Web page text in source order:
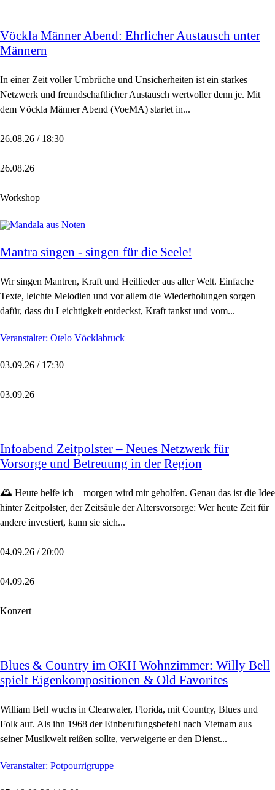
Vöckla Männer Abend: Ehrlicher Austausch unter
Männern
In einer Zeit voller Umbrüche und Unsicherheiten ist ein starkes
Netzwerk und freundschaftlicher Austausch wertvoller denn je. Mit
dem Vöckla Männer Abend (VoeMA) startet in...
26.08.26 / 18:30
26.08.26
Workshop
Mantra singen - singen für die Seele!
Wir singen Mantren, Kraft und Heillieder aus aller Welt. Einfache
Texte, leichte Melodien und vor allem die Wiederholungen sorgen
dafür, dass du Leichtigkeit entdeckst, Kraft tankst und vom...
Veranstalter: Otelo Vöcklabruck
03.09.26 / 17:30
03.09.26
Infoabend Zeitpolster – Neues Netzwerk für
Vorsorge und Betreuung in der Region
🕰️ Heute helfe ich – morgen wird mir geholfen. Genau das ist die Idee
hinter Zeitpolster, der Zeitsäule der Altersvorsorge: Wer heute Zeit für
andere investiert, kann sie sich...
04.09.26 / 20:00
04.09.26
Konzert
Blues & Country im OKH Wohnzimmer: Willy Bell
spielt Eigenkompositionen & Old Favorites
William Bell wuchs in Clearwater, Florida, mit Country, Blues und
Folk auf. Als ihn 1968 der Einberufungsbefehl nach Vietnam aus
seiner Musikwelt reißen sollte, verweigerte er den Dienst...
Veranstalter: Potpourrigruppe